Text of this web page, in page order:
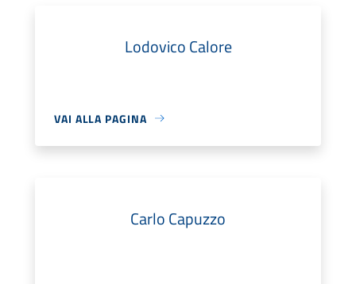
Lodovico Calore
VAI ALLA PAGINA
Carlo Capuzzo